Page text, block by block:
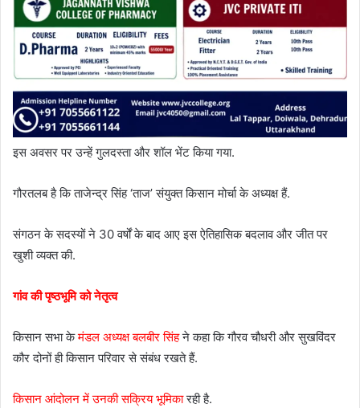
इस अवसर पर उन्हें गुलदस्ता और शॉल भेंट किया गया.
गौरतलब है कि ताजेन्द्र सिंह ‘ताज’ संयुक्त किसान मोर्चा के अध्यक्ष हैं.
संगठन के सदस्यों ने 30 वर्षों के बाद आए इस ऐतिहासिक बदलाव और जीत पर
खुशी व्यक्त की.
गांव की पृष्ठभूमि को नेतृत्व
किसान सभा केमंडल अध्यक्ष बलबीर सिंहने कहा कि गौरव चौधरी और सुखविंदर
कौर दोनों ही किसान परिवार से संबंध रखते हैं.
किसान आंदोलन में उनकी सक्रिय भूमिकारही है.